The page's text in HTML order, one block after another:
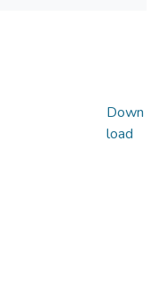
Down
load